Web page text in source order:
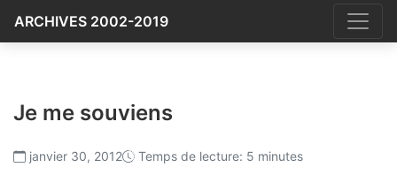
ARCHIVES 2002-2019
Je me souviens
janvier 30, 2012 Temps de lecture: 5 minutes